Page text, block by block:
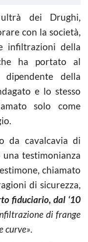
ultrà dei Drughi,
con la società,
infiltrazioni della
ha portato al
della
e lo stesso
solo come
da cavalcavia di
testimonianza
chiamato
di sicurezza,
fiduciario, dal ‘10
di frange
curve».